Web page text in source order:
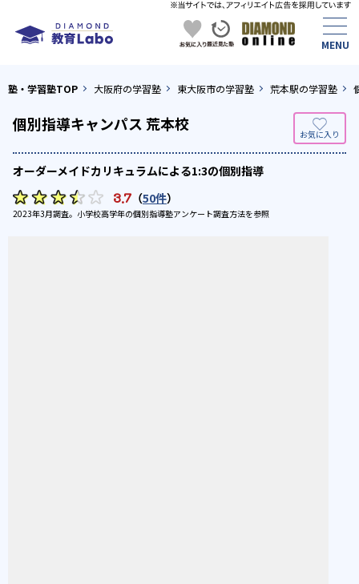
塾・学習塾TOP 大阪府の学習塾 東大阪市の学習塾 荒本駅の学習塾
個別指導キャンパス 荒本校
オーダーメイドカリキュラムによる1:3の個別指導
3.7 （50件）
2023年3月調査。 小学校高学年の個別指導塾アンケート調査方法を参照